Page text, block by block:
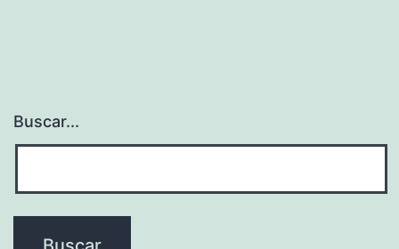
Buscar...